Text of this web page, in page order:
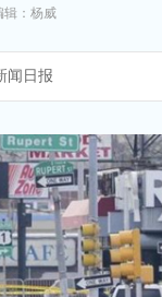
辑：杨威
日报